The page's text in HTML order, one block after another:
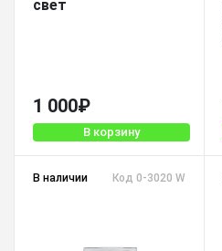
свет
1 000₽
В корзину
В наличии Код 0-3020 W